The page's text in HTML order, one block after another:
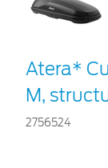
Atera*
M,
2756524